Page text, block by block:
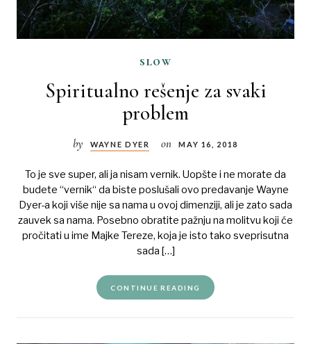
slow
Spiritualno rešenje za svaki
problem
by WAYNE DYER on MAY 16, 2018
To je sve super, ali ja nisam vernik. Uopšte i ne morate da
budete “vernik“ da biste poslušali ovo predavanje Wayne
Dyer-a koji više nije sa nama u ovoj dimenziji, ali je zato sada
zauvek sa nama. Posebno obratite pažnju na molitvu koji će
pročitati u ime Majke Tereze, koja je isto tako sveprisutna
sada […]
CONTINUE READING